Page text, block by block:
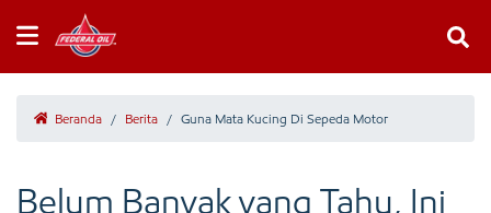
Beranda / Berita / Guna Mata Kucing Di Sepeda Motor
Belum Banyak yang Tahu, Ini